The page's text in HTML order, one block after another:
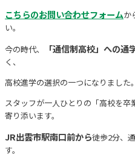
こちらのお問い合わせフォームか
い。
今の時代、
「通信制高校」への通
く、
高校進学の選択の一つになりました。
スタッフが一人ひとりの「高校を卒
寄り添います。
JR出雲市駅南口前から徒歩2分、
す。